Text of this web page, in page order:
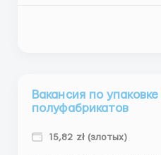
Вакансия по
полуфабрикатов
15,82 zł (злотых)